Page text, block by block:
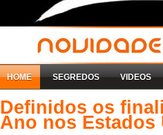
HOME SEGREDOS VIDEOS
Definidos os
Ano nos Estados